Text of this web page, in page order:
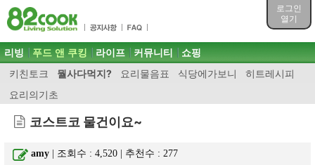
로그인
열기
목차
주메뉴 바로가기
컨텐츠 바로가기
검색 바로가기
로그인 바로가기
주메뉴
리빙 푸드 앤 쿠킹
키친토크 뭘사다먹지? 요리물음표 식당에가보니
히트레시피
요리의기초
라이프 커뮤니티 쇼핑
코스트코 물건이요~
amy | 조회수 : 4,520 | 추천수 :277